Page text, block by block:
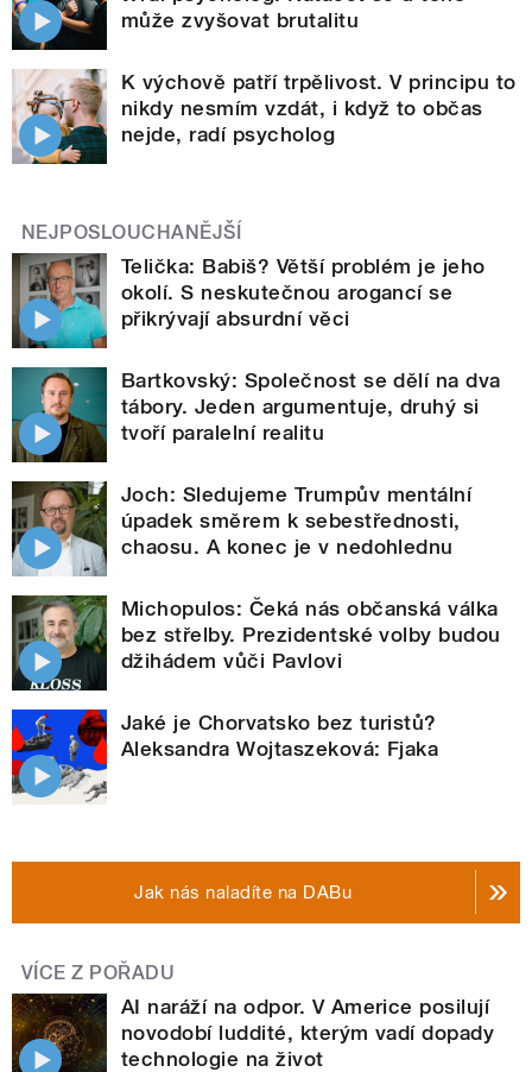
může zvyšovat brutalitu
K výchově patří trpělivost. V principu to
nikdy nesmím vzdát, i když to občas
nejde, radí psycholog
NEJPOSLOUCHANĚJŠÍ
Telička: Babiš? Větší problém je jeho
okolí. S neskutečnou arogancí se
přikrývají absurdní věci
Bartkovský: Společnost se dělí na dva
tábory. Jeden argumentuje, druhý si
tvoří paralelní realitu
Joch: Sledujeme Trumpův mentální
úpadek směrem k sebestřednosti,
chaosu. A konec je v nedohlednu
Michopulos: Čeká nás občanská válka
bez střelby. Prezidentské volby budou
džihádem vůči Pavlovi
Jaké je Chorvatsko bez turistů?
Aleksandra Wojtaszeková: Fjaka
Jak nás naladíte na DABu
VÍCE Z POŘADU
AI naráží na odpor. V Americe posilují
novodobí luddité, kterým vadí dopady
technologie na život